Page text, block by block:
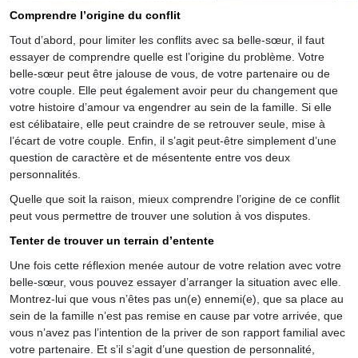
Comprendre l’origine du conflit
Tout d’abord, pour limiter les conflits avec sa belle-sœur, il faut
essayer de comprendre quelle est l’origine du problème. Votre
belle-sœur peut être jalouse de vous, de votre partenaire ou de
votre couple. Elle peut également avoir peur du changement que
votre histoire d’amour va engendrer au sein de la famille. Si elle
est célibataire, elle peut craindre de se retrouver seule, mise à
l’écart de votre couple. Enfin, il s’agit peut-être simplement d’une
question de caractère et de mésentente entre vos deux
personnalités.
Quelle que soit la raison, mieux comprendre l’origine de ce conflit
peut vous permettre de trouver une solution à vos disputes.
Tenter de trouver un terrain d’entente
Une fois cette réflexion menée autour de votre relation avec votre
belle-sœur, vous pouvez essayer d’arranger la situation avec elle.
Montrez-lui que vous n’êtes pas un(e) ennemi(e), que sa place au
sein de la famille n’est pas remise en cause par votre arrivée, que
vous n’avez pas l’intention de la priver de son rapport familial avec
votre partenaire. Et s’il s’agit d’une question de personnalité,